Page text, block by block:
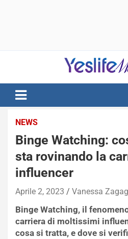
notizie di intrattenimento
NEWS
Binge Watching:
sta rovinando la
influencer
Aprile 2, 2023 Vanessa
Binge Watching, il
carriera di moltissimi
cosa si tratta, e dove si